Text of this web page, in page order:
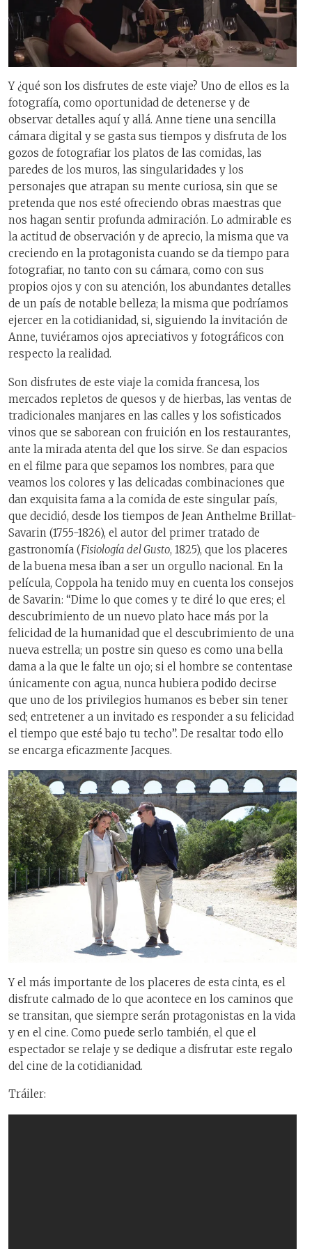
Y ¿qué son los disfrutes de este viaje? Uno de ellos es la
fotografía, como oportunidad de detenerse y de
observar detalles aquí y allá. Anne tiene una sencilla
cámara digital y se gasta sus tiempos y disfruta de los
gozos de fotografiar los platos de las comidas, las
paredes de los muros, las singularidades y los
personajes que atrapan su mente curiosa, sin que se
pretenda que nos esté ofreciendo obras maestras que
nos hagan sentir profunda admiración. Lo admirable es
la actitud de observación y de aprecio, la misma que va
creciendo en la protagonista cuando se da tiempo para
fotografiar, no tanto con su cámara, como con sus
propios ojos y con su atención, los abundantes detalles
de un país de notable belleza; la misma que podríamos
ejercer en la cotidianidad, si, siguiendo la invitación de
Anne, tuviéramos ojos apreciativos y fotográficos con
respecto la realidad.
Son disfrutes de este viaje la comida francesa, los
mercados repletos de quesos y de hierbas, las ventas de
tradicionales manjares en las calles y los sofisticados
vinos que se saborean con fruición en los restaurantes,
ante la mirada atenta del que los sirve. Se dan espacios
en el filme para que sepamos los nombres, para que
veamos los colores y las delicadas combinaciones que
dan exquisita fama a la comida de este singular país,
que decidió, desde los tiempos de Jean Anthelme Brillat-
Savarin (1755-1826), el autor del primer tratado de
gastronomía (Fisiología del Gusto, 1825), que los placeres
de la buena mesa iban a ser un orgullo nacional. En la
película, Coppola ha tenido muy en cuenta los consejos
de Savarin: “Dime lo que comes y te diré lo que eres; el
descubrimiento de un nuevo plato hace más por la
felicidad de la humanidad que el descubrimiento de una
nueva estrella; un postre sin queso es como una bella
dama a la que le falte un ojo; si el hombre se contentase
únicamente con agua, nunca hubiera podido decirse
que uno de los privilegios humanos es beber sin tener
sed; entretener a un invitado es responder a su felicidad
el tiempo que esté bajo tu techo”. De resaltar todo ello
se encarga eficazmente Jacques.
Y el más importante de los placeres de esta cinta, es el
disfrute calmado de lo que acontece en los caminos que
se transitan, que siempre serán protagonistas en la vida
y en el cine. Como puede serlo también, el que el
espectador se relaje y se dedique a disfrutar este regalo
del cine de la cotidianidad.
Tráiler: